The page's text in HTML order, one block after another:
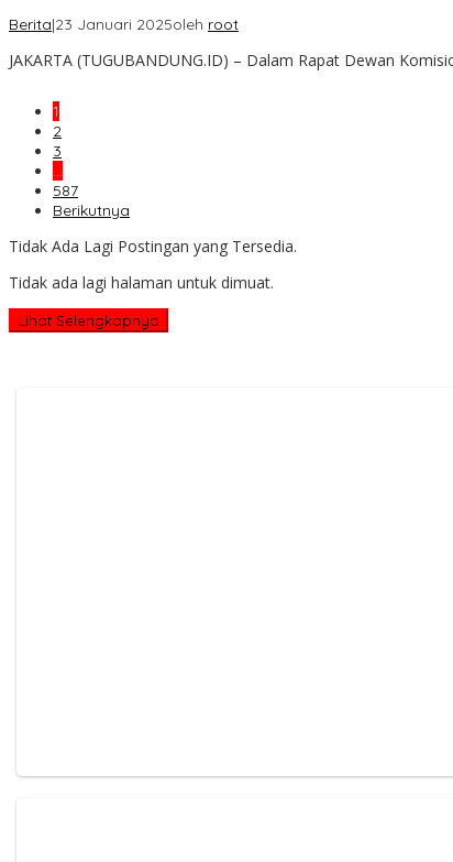
Berita|23 Januari 2025oleh root
JAKARTA (TUGUBANDUNG.ID) – Dalam Rapat Dewan
1
2
3
…
587
Berikutnya
Tidak Ada Lagi Postingan yang Tersedia.
Tidak ada lagi halaman untuk dimuat.
Lihat Selengkapnya